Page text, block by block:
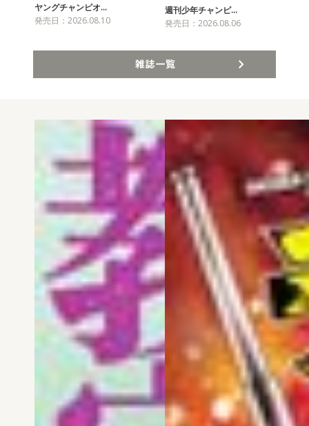
ヤングチャンピオ…
発売日：2026.08.10
週刊少年チャンピ…
発売日：2026.08.06